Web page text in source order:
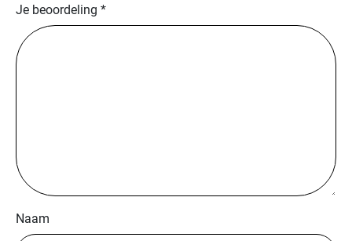
iedere
stap.
Kenmerken:
zachte
en
flexibele
Je beoordeling *
Naam